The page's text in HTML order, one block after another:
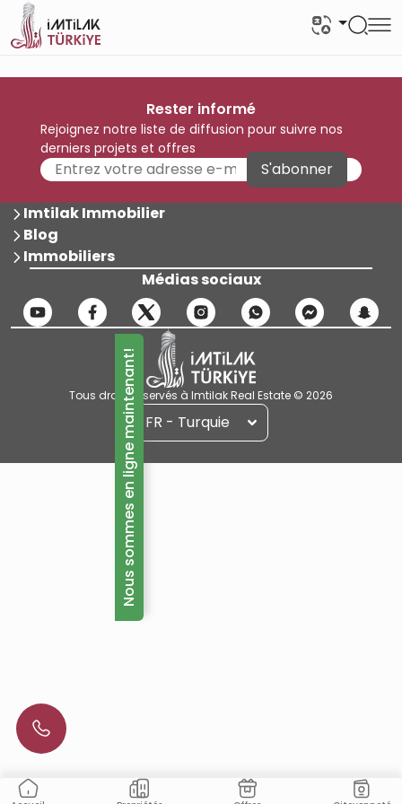
Rester informé
Rejoignez notre liste de diffusion pour suivre nos
derniers projets et offres
S'abonner
Imtilak Immobilier
Blog
Immobiliers
Médias sociaux
Tous droits réservés à Imtilak Real Estate © 2026
FR - Turquie
Nous sommes en ligne maintenant!